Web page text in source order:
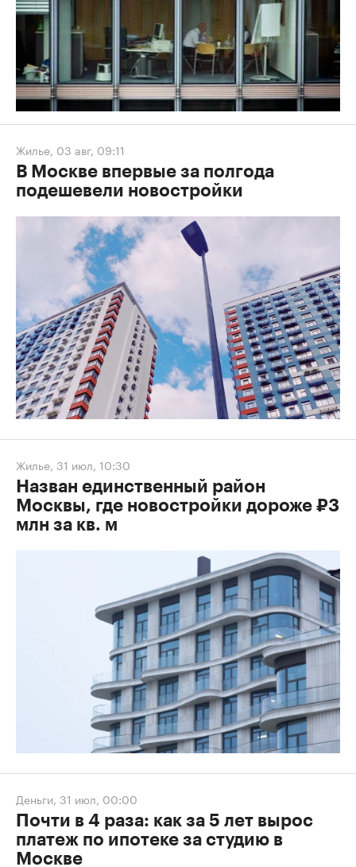
Жилье, 03 авг, 09:11
В Москве впервые за полгода
подешевели новостройки
Жилье, 31 июл, 10:30
Назван единственный район
Москвы, где новостройки дороже ₽3
млн за кв. м
Деньги, 31 июл, 00:00
Почти в 4 раза: как за 5 лет вырос
платеж по ипотеке за студию в
Москве